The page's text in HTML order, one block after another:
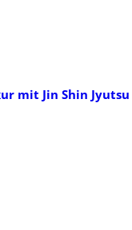
mit Jin Shin Jyutsu